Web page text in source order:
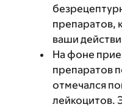
препаратов,
ваши
На фоне
препаратов
отмечался
лейкоцитов.